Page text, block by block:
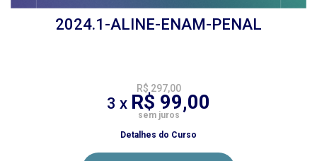
2024.1-ALINE-ENAM-PENAL
R$ 297,00
3 x R$ 99,00
sem juros
Detalhes do Curso